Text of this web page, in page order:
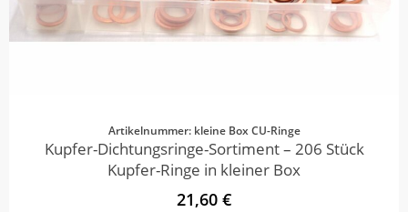
Artikelnummer: kleine Box CU-Ringe
Kupfer-Dichtungsringe-Sortiment – 206 Stück
Kupfer-Ringe in kleiner Box
21,60 €